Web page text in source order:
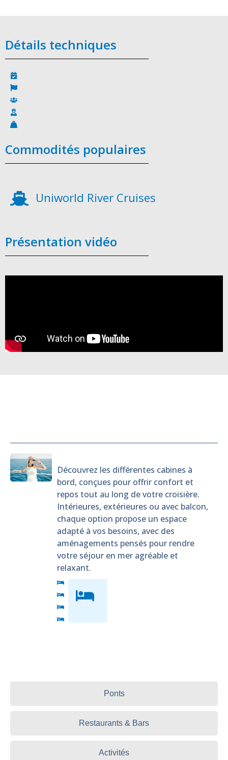
Détails techniques
Commodités populaires
Uniworld River Cruises
Présentation vidéo
Ponts
Restaurants & Bars
Activités
Découvrez les différentes cabines à
bord, conçues pour offrir confort et
repos tout au long de votre croisière.
Intérieures, extérieures ou avec balcon,
chaque option propose un espace
adapté à vos besoins, avec des
aménagements pensés pour rendre
votre séjour en mer agréable et
relaxant.